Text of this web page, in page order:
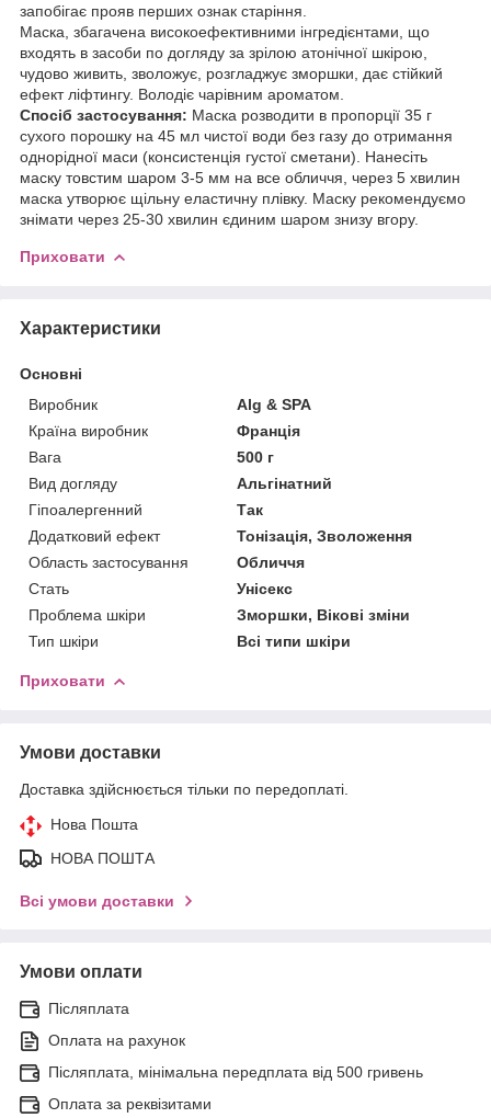
запобігає прояв перших ознак старіння.
Маска, збагачена високоефективними інгредієнтами, що
входять в засоби по догляду за зрілою атонічної шкірою,
чудово живить, зволожує, розгладжує зморшки, дає стійкий
ефект ліфтингу. Володіє чарівним ароматом.
Спосіб застосування: Маска розводити в пропорції 35 г
сухого порошку на 45 мл чистої води без газу до отримання
однорідної маси (консистенція густої сметани). Нанесіть
маску товстим шаром 3-5 мм на все обличчя, через 5 хвилин
маска утворює щільну еластичну плівку. Маску рекомендуємо
знімати через 25-30 хвилин єдиним шаром знизу вгору.
Приховати
Характеристики
Основні
Виробник
Alg & SPA
Країна виробник
Франція
Вага
500 г
Вид догляду
Альгінатний
Гіпоалергенний
Так
Додатковий ефект
Тонізація, Зволоження
Область застосування
Обличчя
Стать
Унісекс
Проблема шкіри
Зморшки, Вікові зміни
Тип шкіри
Всі типи шкіри
Приховати
Умови доставки
Доставка здійснюється тільки по передоплаті.
Нова Пошта
НОВА ПОШТА
Всі умови доставки
Умови оплати
Післяплата
Оплата на рахунок
Післяплата, мінімальна передплата від 500 гривень
Оплата за реквізитами